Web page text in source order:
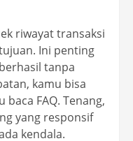
riwayat transaksi
Ini penting
tanpa
kamu bisa
FAQ. Tenang,
yang responsif
kendala.